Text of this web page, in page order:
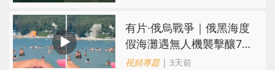
​有片·俄烏戰爭｜俄黑海度
假海灘遇無人機襲擊釀7死
40傷 俄烏各執一詞
視頻專題| 3天前